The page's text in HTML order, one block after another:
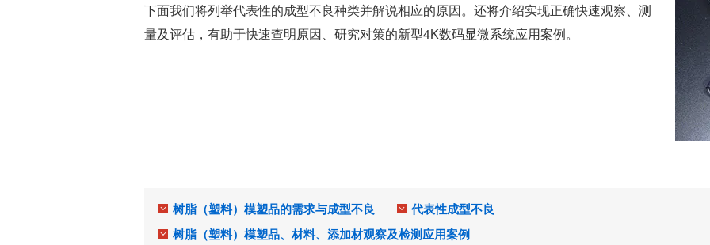
下面我们将列举代表性的成型不良种类并解说相应的原因。还将介绍实现正确快速观察、测
量及评估，有助于快速查明原因、研究对策的新型4K数码显微系统应用案例。
树脂（塑料）模塑品的需求与成型不良
代表性成型不良
树脂（塑料）模塑品、材料、添加材观察及检测应用案例